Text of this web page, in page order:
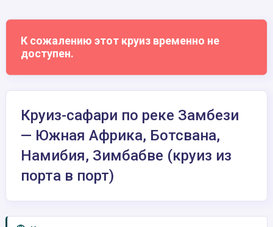
К сожалению этот круиз временно не
доступен.
Круиз-сафари по реке Замбези
— Южная Африка, Ботсвана,
Намибия, Зимбабве (круиз из
порта в порт)